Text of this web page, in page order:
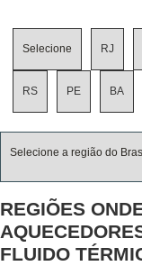
Selecione RJ
RS PE BA
Selecione a região do
REGIÕES
FLUIDO